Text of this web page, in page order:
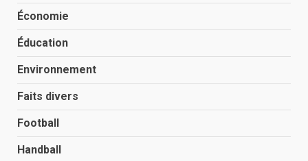
Économie
Éducation
Environnement
Faits divers
Football
Handball